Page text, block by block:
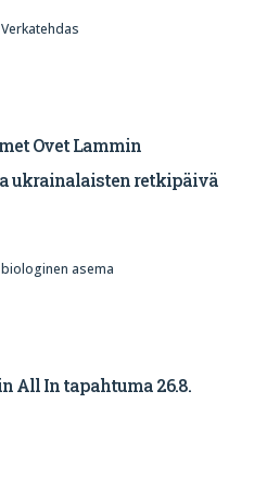
Ovet Lammin
ukrainalaisten retkipäivä
asema
All In tapahtuma 26.8.